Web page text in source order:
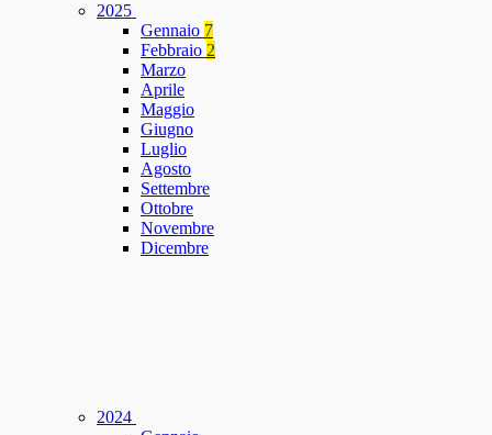
2025
Gennaio 7
Febbraio 2
Marzo
Aprile
Maggio
Giugno
Luglio
Agosto
Settembre
Ottobre
Novembre
Dicembre
2024